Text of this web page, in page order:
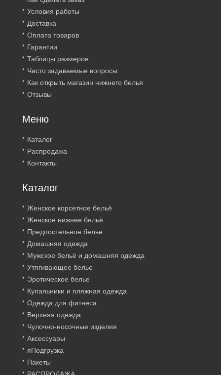
Условия работы
Доставка
Оплата товаров
Гарантии
Таблицы размеров
Часто задаваемые вопросы
Как открыть магазин нижнего белья
Отзывы
Меню
Каталог
Распродажа
Контакты
Каталог
Женское корсетное бельё
Женское нижнее бельё
Предпостельное белье
Домашняя одежда
Мужское бельё и домашняя одежда
Утягивающее белье
Эротическое белье
Купальники и пляжная одежда
Одежда для фитнеса
Верхняя одежда
Чулочно-носочные изделия
Аксессуары
яПодгрузка
Пакеты